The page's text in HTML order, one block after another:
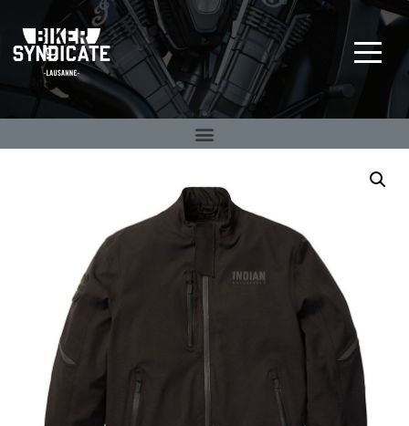
BIKER SYNDICATE
Big Twin Specialist
depuis 1992